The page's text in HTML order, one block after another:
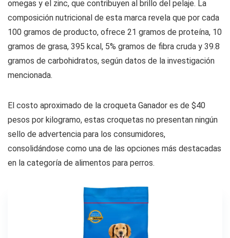
omegas y el zinc, que contribuyen al brillo del pelaje. La
composición nutricional de esta marca revela que por cada
100 gramos de producto, ofrece 21 gramos de proteína, 10
gramos de grasa, 395 kcal, 5% gramos de fibra cruda y 39.8
gramos de carbohidratos, según datos de la investigación
mencionada.
El costo aproximado de la croqueta Ganador es de $40
pesos por kilogramo, estas croquetas no presentan ningún
sello de advertencia para los consumidores,
consolidándose como una de las opciones más destacadas
en la categoría de alimentos para perros.